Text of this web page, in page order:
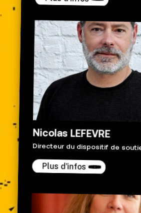
Nicolas LEFEVRE
Directeur du dispositif de
Plus d'infos